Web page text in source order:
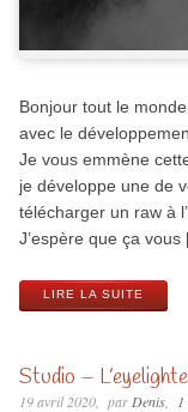
Bonjour tout le
avec le
Je vous emmène
je développe une de
télécharger un raw à
J’espère que ça
LIRE LA SUITE
Studio –
19 avril 2020 par Denis